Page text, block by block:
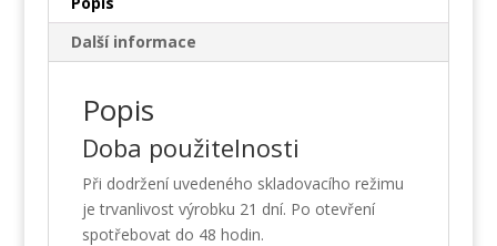
Další informace
Popis
Doba použitelnosti
Při dodržení uvedeného skladovacího režimu
je trvanlivost výrobku 21 dní. Po otevření
spotřebovat do 48 hodin.